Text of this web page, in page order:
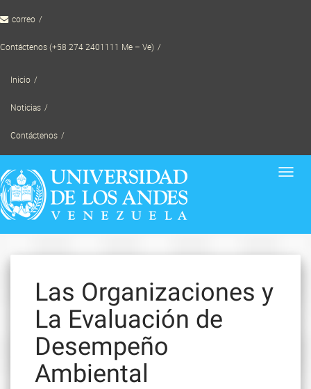
to correo
Contáctenos (+58 274 2401111 Me – Ve)
Inicio
Noticias
Contáctenos
Las Organizaciones y
La Evaluación de
Desempeño
Ambiental